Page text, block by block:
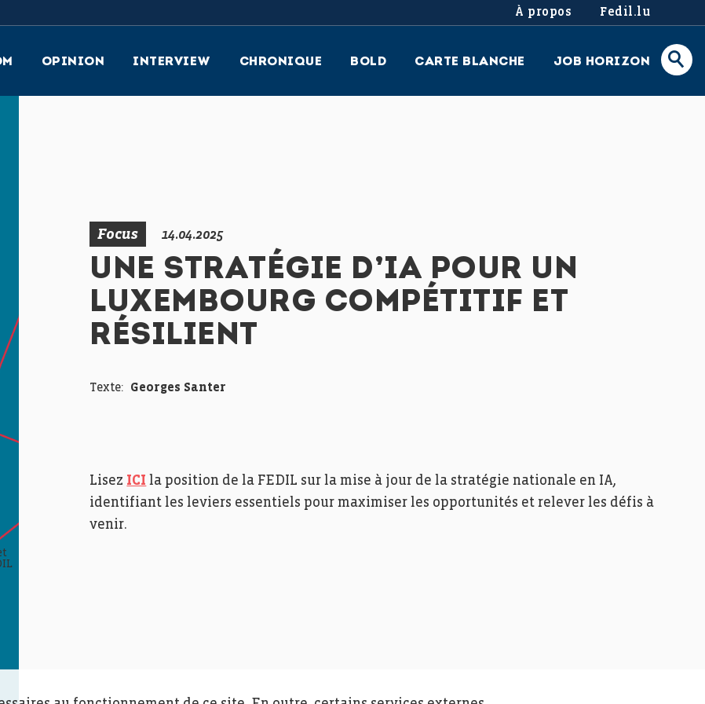
À propos Fedil.lu
OPINION INTERVIEW CHRONIQUE BOLD CARTE BLANCHE JOB HORIZON
Focus 14.04.2025
UNE STRATÉGIE D’IA POUR UN
LUXEMBOURG COMPÉTITIF ET
RÉSILIENT
Texte: Georges Santer
Lisez ICI la position de la FEDIL sur la mise à jour de la stratégie nationale en IA,
identifiant les leviers essentiels pour maximiser les opportunités et relever les défis à
venir.